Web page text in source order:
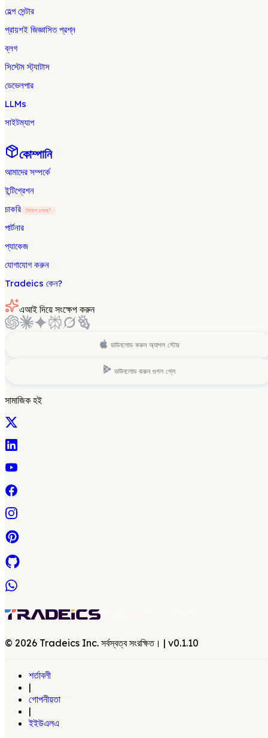
হেল্প সেন্টার
প্রায়শই জিজ্ঞাসিত প্রশ্ন
ব্লগ
সিস্টেম স্ট্যাটাস
ডেভেলপার
LLMs
সাইটম্যাপ
কোম্পানি
আমাদের সম্পর্কে
ইন্টিগ্রেশন
চাকরি
নিয়োগ চলছে!
পার্টনার
প্যাকেজ
যোগাযোগ করুন
Tradeics কেন?
এআই দিয়ে সংক্ষেপ করুন
ডাউনলোড করুন অ্যাপল স্টোর
ডাউনলোড করুন গুগল প্লে
সামাজিক হই
© 2026 Tradeics Inc. সর্বস্বত্ব সংরক্ষিত। | v0.1.10
শর্তাবলী
|
গোপনীয়তা
|
ইইউএলএ